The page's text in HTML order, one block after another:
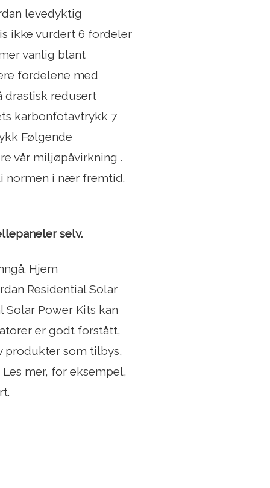
levedyktig
ikke vurdert 6 fordeler
vanlig blant
fordelene med
drastisk redusert
karbonfotavtrykk 7
Følgende
vår miljøpåvirkning .
normen i nær fremtid.
selv.
Hjem
Residential Solar
Power Kits kan
er godt forstått,
produkter som tilbys,
mer, for eksempel,